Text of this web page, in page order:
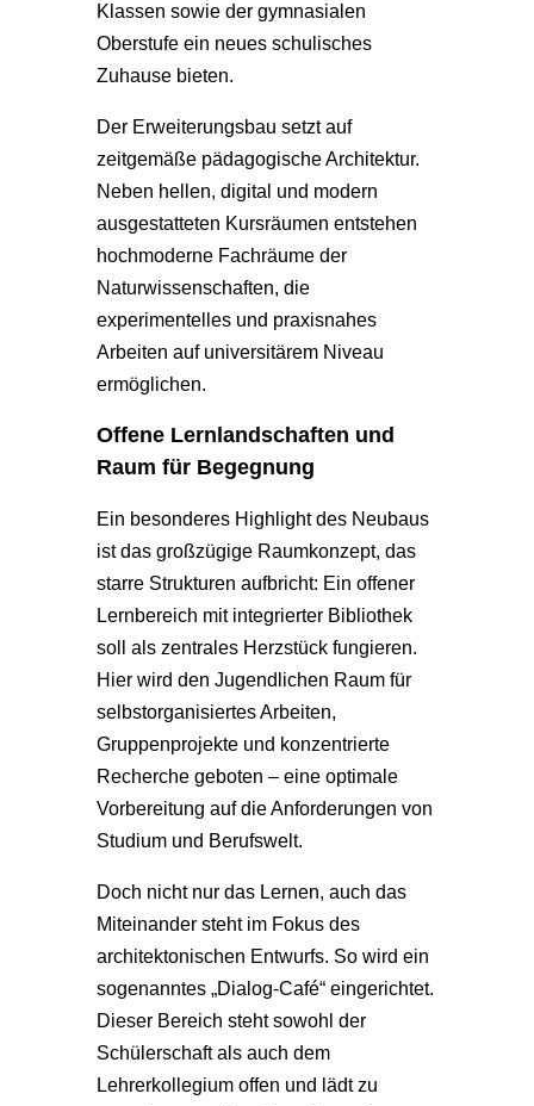
Klassen sowie der gymnasialen
Oberstufe ein neues schulisches
Zuhause bieten.
Der Erweiterungsbau setzt auf
zeitgemäße pädagogische Architektur.
Neben hellen, digital und modern
ausgestatteten Kursräumen entstehen
hochmoderne Fachräume der
Naturwissenschaften, die
experimentelles und praxisnahes
Arbeiten auf universitärem Niveau
ermöglichen.
Offene Lernlandschaften und
Raum für Begegnung
Ein besonderes Highlight des Neubaus
ist das großzügige Raumkonzept, das
starre Strukturen aufbricht: Ein offener
Lernbereich mit integrierter Bibliothek
soll als zentrales Herzstück fungieren.
Hier wird den Jugendlichen Raum für
selbstorganisiertes Arbeiten,
Gruppenprojekte und konzentrierte
Recherche geboten – eine optimale
Vorbereitung auf die Anforderungen von
Studium und Berufswelt.
Doch nicht nur das Lernen, auch das
Miteinander steht im Fokus des
architektonischen Entwurfs. So wird ein
sogenanntes „Dialog-Café“ eingerichtet.
Dieser Bereich steht sowohl der
Schülerschaft als auch dem
Lehrerkollegium offen und lädt zu